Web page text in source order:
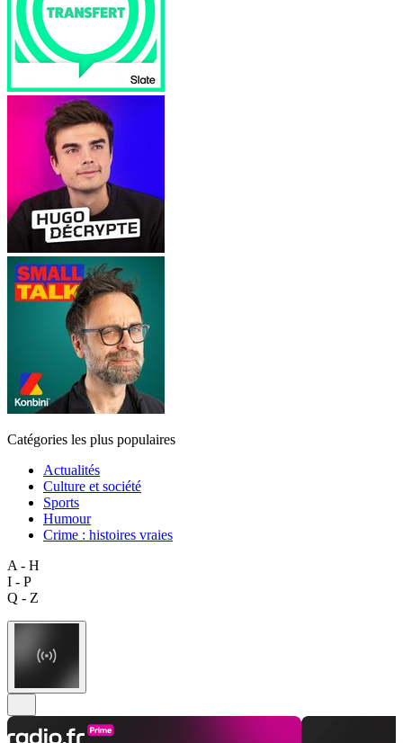
Catégories les plus populaires
Actualités
Culture et société
Sports
Humour
Crime : histoires vraies
A - H
I - P
Q - Z